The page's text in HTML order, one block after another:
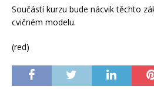
Součástí kurzu bude nácvik těchto
cvičném modelu.
(red)